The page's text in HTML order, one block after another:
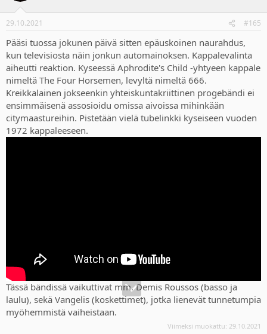
29.10.2021 #165
Pääsi tuossa jokunen päivä sitten epäuskoinen naurahdus,
kun televisiosta näin jonkun automainoksen. Kappalevalinta
aiheutti reaktion. Kyseessä Aphrodite's Child -yhtyeen kappale
nimeltä The Four Horsemen, levyltä nimeltä 666.
Kreikkalainen jokseenkin yhteiskuntakriittinen progebändi ei
ensimmäisenä assosioidu omissa aivoissa mihinkään
citymaastureihin. Pistetään vielä tubelinkki kyseiseen vuoden
1972 kappaleeseen.
Tässä bändissä vaikuttivat mm. Demis Roussos (basso ja
laulu), sekä Vangelis (koskettimet), jotka lienevät tunnetumpia
myöhemmistä vaiheistaan.
Viimeksi muokattu: 29.10.2021